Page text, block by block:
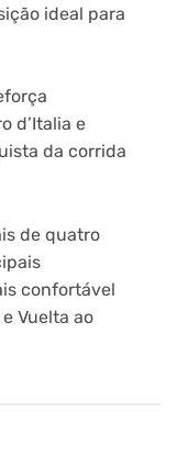
ideal para
d’Italia e
da corrida
de quatro
confortável
Vuelta ao